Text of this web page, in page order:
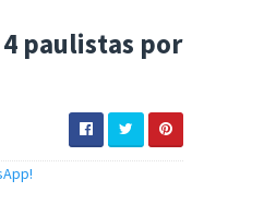
paulistas por